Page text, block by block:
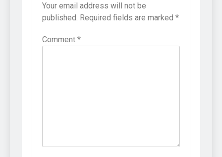
Your email address will not be
published. Required fields are marked *
Comment *